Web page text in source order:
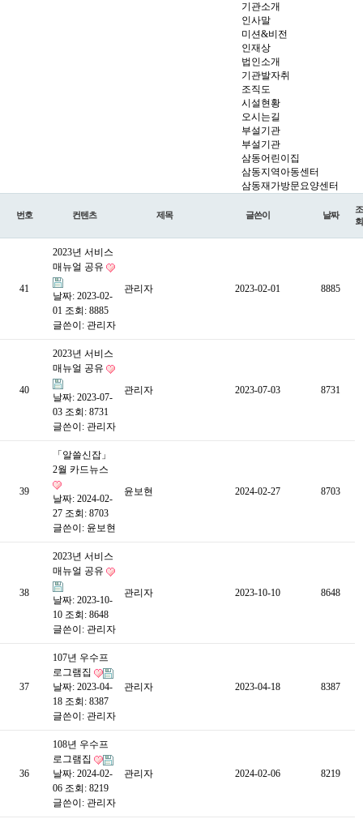
기관소개
인사말
미션&비전
인재상
법인소개
기관발자취
조직도
시설현황
오시는길
부설기관
부설기관
삼동어린이집
삼동지역아동센터
삼동재가방문요양센터
번호 컨텐츠 제목 글쓴이 날짜
조
회
41
2023년 서비스
매뉴얼 공유
날짜: 2023-02-
01 조회: 8885
글쓴이: 관리자
관리자 2023-02-01 8885
40
2023년 서비스
매뉴얼 공유
날짜: 2023-07-
03 조회: 8731
글쓴이: 관리자
관리자 2023-07-03 8731
39
「알쓸신잡」
2월 카드뉴스
날짜: 2024-02-
27 조회: 8703
글쓴이: 윤보현
윤보현 2024-02-27 8703
38
2023년 서비스
매뉴얼 공유
날짜: 2023-10-
10 조회: 8648
글쓴이: 관리자
관리자 2023-10-10 8648
37
107년 우수프
로그램집
날짜: 2023-04-
18 조회: 8387
글쓴이: 관리자
관리자 2023-04-18 8387
36
108년 우수프
로그램집
날짜: 2024-02-
06 조회: 8219
글쓴이: 관리자
관리자 2024-02-06 8219